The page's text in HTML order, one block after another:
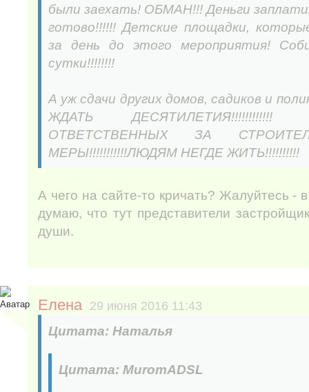
были заехать! ОБМАН!!! Деньги
готово!!!!!! Детские площадки,
за день до этого мероприятия!
сутки!!!!!!!!
А уж сдачи других домов, садиков и
ЖДАТЬ
ОТВЕТСТВЕННЫХ ЗА
МЕРЫ!!!!!!!!!!!ЛЮДЯМ НЕГДЕ ЖИТЬ!!!!!!!!!!
А чего на сайте-то кричать? Жалуйтесь -
думаю, что тут представители
души.
Елена 29 июня 2016 11:43
Цитата: Наталья
Цитата: MuromADSL